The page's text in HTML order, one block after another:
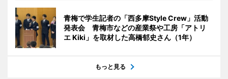
青梅で学生記者の「西多摩Style Crew」活動
発表会 青梅市などの産業祭や工房「アトリ
エ Kiki」を取材した高橋郁史さん（1年）
もっと見る